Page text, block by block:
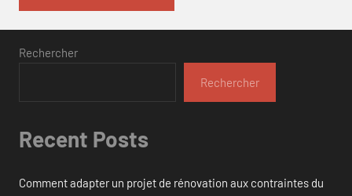
Rechercher
Rechercher
Recent Posts
Comment adapter un projet de rénovation aux contraintes du